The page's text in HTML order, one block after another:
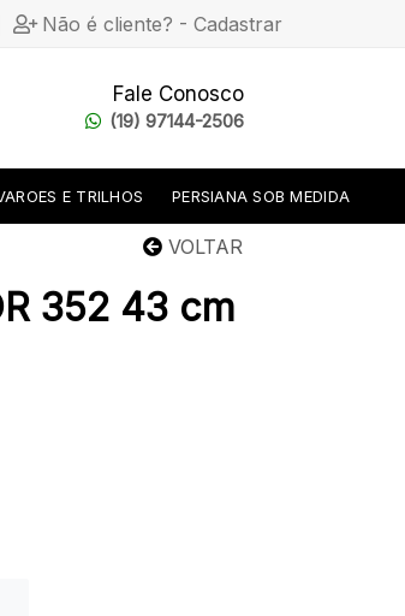
Não é cliente? - Cadastrar
Fale Conosco
(19) 97144-2506
E TRILHOS PERSIANA SOB MEDIDA
VOLTAR
352 43 cm